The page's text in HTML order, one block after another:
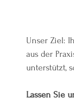
Unser Ziel:
aus der
unterstützt,
Lassen Sie